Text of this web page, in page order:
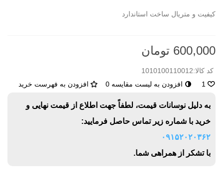
کیفیت و متریال ساخت استاندارد
600,000 تومان
کد کالا:1010100110012
1
افزودن به لیست مقایسه 0 افزودن به فهرست خرید
به دلیل نوسانات قیمت، لطفاً جهت اطلاع از قیمت نهایی و
خرید با شماره زیر تماس حاصل فرمایید:
۰۹۱۵۲۰۲۰۳۶۲
با تشکر از همراهی شما.